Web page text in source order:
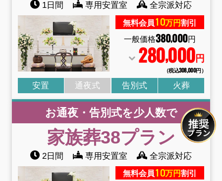
1日間 専用安置室 全宗派対応
無料会員10万円割引
一般価格380,000円
280,000円
（税込308,000円）
安置 通夜式 告別式 火葬
お通夜・告別式を少人数で
家族葬38プラン
2日間 専用安置室 全宗派対応
無料会員10万円割引